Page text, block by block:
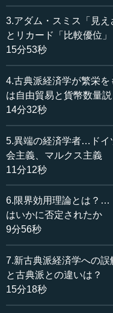
―― その一方で、先ほ
常に清算主義的といい
ものは潰れろ」という
なのですね。
柿埜 オーストリア学派
ミーゼス、ハイエクは
性」を非常に分かりや
の経済学には欠けてい
上で果たす役割」とい
発想は現代の経済学に
なところがあります。
ミーゼスは、「社会主
は全部が国営の社会で
も何も存在しないわけ
とは擬似的にはできま
厳密に行う（全て国営
3.アダム・スミス「見え
とリカード「比較優位」
15分53秒
4.古典派経済学が繁栄
は自由貿易と貨幣数量説
14分32秒
5.異端の経済学者…ドイ
会主義、マルクス主義
11分12秒
6.限界効用理論とは？…
はいかに否定されたか
9分56秒
7.新古典派経済学への
と古典派との違いは？
15分18秒